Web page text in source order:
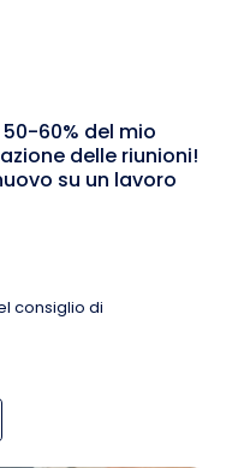
60% del mio
delle riunioni!
su un lavoro
consiglio di